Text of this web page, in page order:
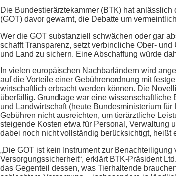
Die Bundestierärztekammer (BTK) hat
(GOT) davor gewarnt, die Debatte um
Wer die GOT substanziell schwächen oder gar
schafft Transparenz, setzt verbindliche Ober-
und Land zu sichern. Eine Abschaffung würde
In vielen europäischen Nachbarländern wird
auf die Vorteile einer Gebührenordnung mit
wirtschaftlich erbracht werden können. Die
überfällig. Grundlage war eine wissenschaftliche
und Landwirtschaft (heute Bundesministerium
Gebühren nicht ausreichten, um tierärztliche
steigende Kosten etwa für Personal, Verwaltung
dabei noch nicht vollständig berücksichtigt, heißt
„Die GOT ist kein Instrument zur
Versorgungssicherheit“, erklärt BTK-Präsident
das Gegenteil dessen, was Tierhaltende